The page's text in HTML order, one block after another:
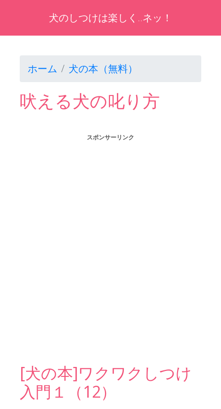
犬のしつけは楽しく..ネッ！
ホーム 犬の本（無料）
吠える犬の叱り方
スポンサーリンク
[犬の本]ワクワクしつけ
入門１（12）